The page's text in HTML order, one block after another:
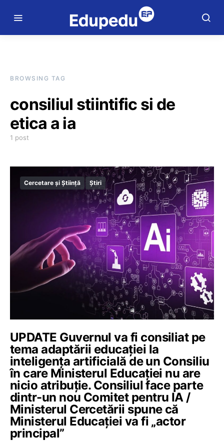
BROWSING TAG
consiliul stiintific si de
etica a ia
1 post
Cercetare și Știință Știri
UPDATE Guvernul va fi consiliat pe
tema adaptării educației la
inteligența artificială de un Consiliu
în care Ministerul Educației nu are
nicio atribuție. Consiliul face parte
dintr-un nou Comitet pentru IA /
Ministerul Cercetării spune că
Ministerul Educației va fi „actor
principal”